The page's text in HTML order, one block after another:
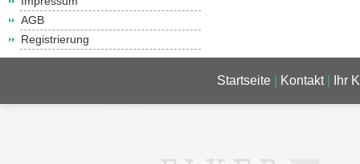
AGB
Registrierung
Startseite Kontakt| Ihr